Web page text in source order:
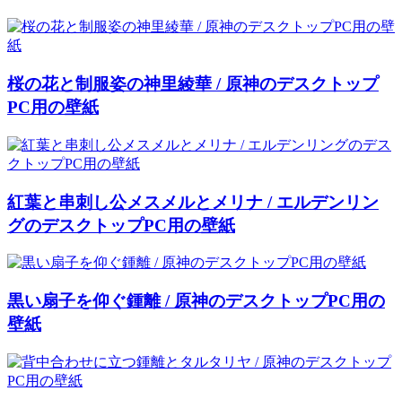
桜の花と制服姿の神里綾華 / 原神のデスクトップ
PC用の壁紙
紅葉と串刺し公メスメルとメリナ / エルデンリン
グのデスクトップPC用の壁紙
黒い扇子を仰ぐ鍾離 / 原神のデスクトップPC用の
壁紙